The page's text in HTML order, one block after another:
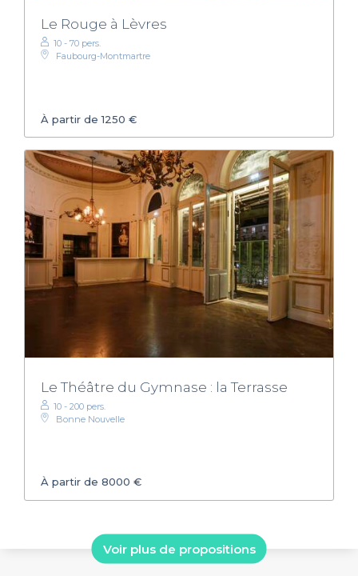
Le Rouge à Lèvres
10 - 70 pers.
Faubourg-Montmartre
À partir de 1250 €
Le Théâtre du Gymnase : la Terrasse
10 - 200 pers.
Bonne Nouvelle
À partir de 8000 €
Voir plus de propositions